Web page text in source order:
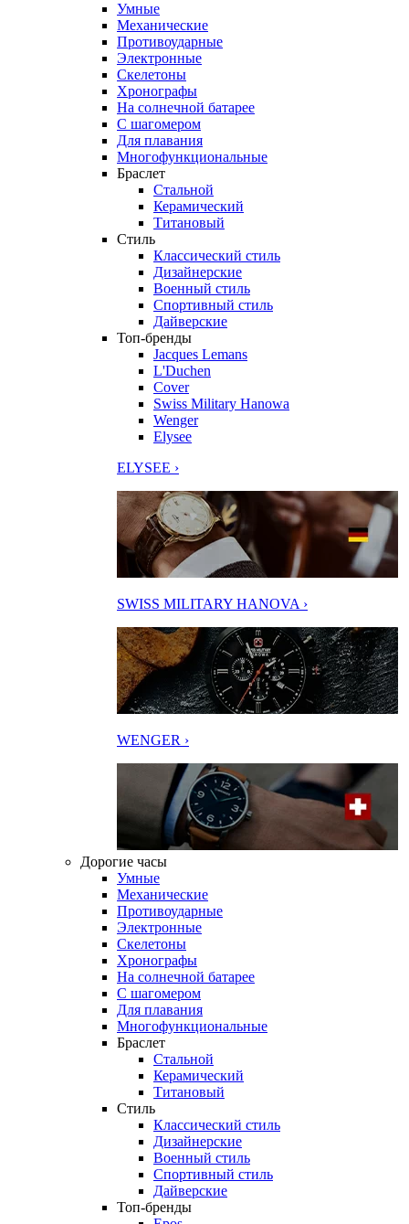
Умные
Механические
Противоударные
Электронные
Скелетоны
Хронографы
На солнечной батарее
С шагомером
Для плавания
Многофункциональные
Браслет
Стальной
Керамический
Титановый
Стиль
Классический стиль
Дизайнерские
Военный стиль
Спортивный стиль
Дайверские
Топ-бренды
Jacques Lemans
L'Duchen
Cover
Swiss Military Hanowa
Wenger
Elysee
ELYSEE ›
SWISS MILITARY HANOVA ›
WENGER ›
Дорогие часы
Умные
Механические
Противоударные
Электронные
Скелетоны
Хронографы
На солнечной батарее
С шагомером
Для плавания
Многофункциональные
Браслет
Стальной
Керамический
Титановый
Стиль
Классический стиль
Дизайнерские
Военный стиль
Спортивный стиль
Дайверские
Топ-бренды